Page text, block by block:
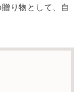
り物として、自